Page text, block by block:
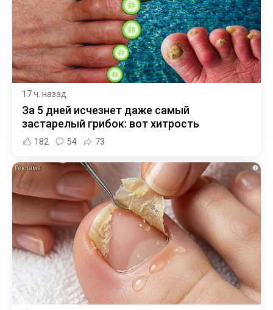
17 ч. назад
За 5 дней исчезнет даже самый
застарелый грибок: вот хитрость
182 54 73
i